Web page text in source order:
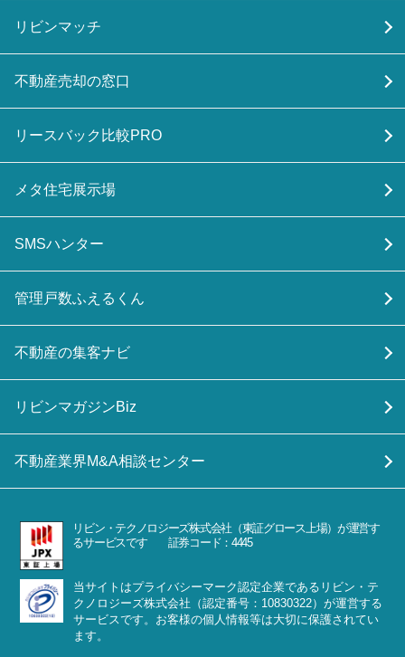
リビンマッチ
不動産売却の窓口
リースバック比較PRO
メタ住宅展示場
SMSハンター
管理戸数ふえるくん
不動産の集客ナビ
リビンマガジンBiz
不動産業界M&A相談センター
リビン・テクノロジーズ株式会社（東証グロース上場）が運営す
るサービスです 証券コード：4445
当サイトはプライバシーマーク認定企業であるリビン・テ
クノロジーズ株式会社（認定番号：10830322）が運営する
サービスです。お客様の個人情報等は大切に保護されてい
ます。